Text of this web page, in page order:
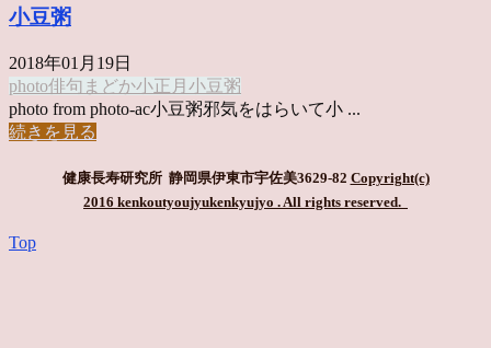
小豆粥
2018年01月19日
photo俳句 まどか小正月 小豆粥
photo from photo-ac小豆粥邪気をはらいて小 ...
続きを見る
健康長寿研究所 静岡県伊東市宇佐美3629-82 Copyright(c)
2016 kenkoutyoujyukenkyujyo . All rights reserved.
Top